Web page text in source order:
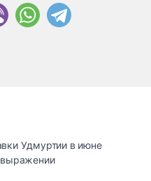
Удмуртии в июне
выражении